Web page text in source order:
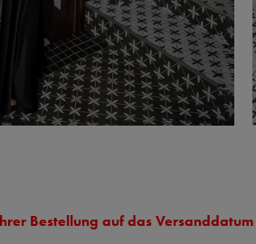
Bestellung auf das Versanddatum